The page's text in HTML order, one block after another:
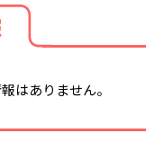
はありません。